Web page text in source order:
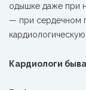
одышке даже при
— при сердечном
Кардиологи